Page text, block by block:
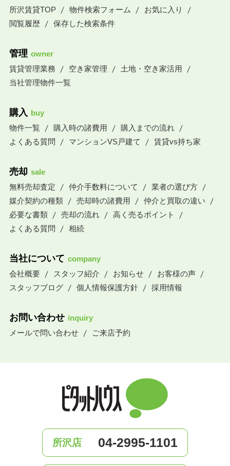
所沢賃貸TOP
物件検索フォーム
お気に入り
閲覧履歴
保存した検索条件
管理 owner
賃貸管理業務
空き家管理
土地・空き家活用
当社管理物件一覧
購入 buy
物件一覧
購入時の諸費用
購入までの流れ
よくある質問
マンションVS戸建て 賃貸vs持ち家
売却 sale
無料売却査定
仲介手数料について
業者の選び方
媒介契約の種類
売却時の諸費用
仲介と買取の違い
必要な書類
売却の流れ
高く売るポイント
よくある質問
相続
当社について company
会社概要
スタッフ紹介 お知らせ
お客様の声
スタッフブログ
個人情報保護方針 採用情報
お問い合わせ inquiry
メールで問い合わせ
ご来店予約
所沢店 04-2995-1101